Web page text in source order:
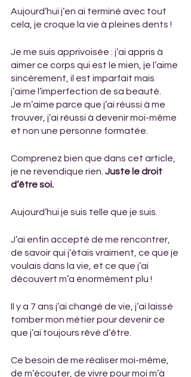
Aujourd’hui j’en ai terminé avec tout
cela, je croque la vie à pleines dents !
Je me suis apprivoisée : j’ai appris à
aimer ce corps qui est le mien, je l’aime
sincèrement, il est imparfait mais
j’aime l’imperfection de sa beauté.
Je m’aime parce que j’ai réussi à me
trouver, j’ai réussi à devenir moi-même
et non une personne formatée.
Comprenez bien que dans cet article,
je ne revendique rien. Juste le droit
d’être soi.
Aujourd’hui je suis telle que je suis.
J’ai enfin accepté de me rencontrer,
de savoir qui j’étais vraiment, ce que je
voulais dans la vie, et ce que j’ai
découvert m’a énormément plu !
Il y a 7 ans j’ai changé de vie, j’ai laissé
tomber mon métier pour devenir ce
que j’ai toujours rêvé d’être.
Ce besoin de me réaliser moi-même,
de m’écouter, de vivre pour moi m’à